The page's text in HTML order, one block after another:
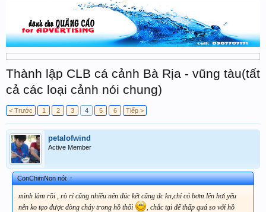
Thành lập CLB cá cảnh Bà Rịa - vũng tàu(tất
cả các loại cảnh nói chung)
< Trước 1 2 3 4 5 6 Tiếp >
petalofwind
Active Member
ConChimNon nói:↑
mình làm rồi , rò rỉ cũng nhiều nên đúc kết cũng đc kn,chỉ có bơm lên hơi yếu
nên ko tạo được dòng chảy trong hồ thôi
, chắc tại để thấp quá so với hồ